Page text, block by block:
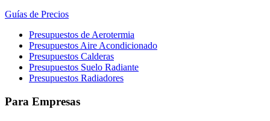
Guías de Precios
Presupuestos de Aerotermia
Presupuestos Aire Acondicionado
Presupuestos Calderas
Presupuestos Suelo Radiante
Presupuestos Radiadores
Para Empresas